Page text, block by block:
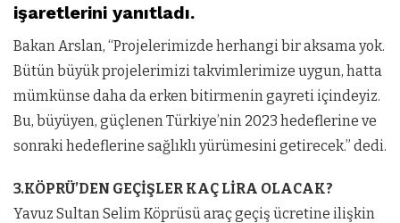
işaretlerini yanıtladı.
Bakan Arslan, “Projelerimizde herhangi bir aksama yok.
Bütün büyük projelerimizi takvimlerimize uygun, hatta
mümkünse daha da erken bitirmenin gayreti içindeyiz.
Bu, büyüyen, güçlenen Türkiye’nin 2023 hedeflerine ve
sonraki hedeflerine sağlıklı yürümesini getirecek.” dedi.
3.KÖPRÜ’DEN GEÇİŞLER KAÇ LİRA OLACAK?
Yavuz Sultan Selim Köprüsü araç geçiş ücretine ilişkin